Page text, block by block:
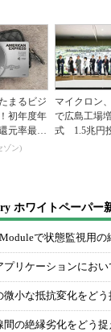
まるビジ
初年度年
元率最大
ゾン)
マイクロン
で広島工場
式 1.5兆円
ホワイトペーパー
で状態監視用
プリケーションにお
微小な抵抗変化をど
間の絶縁劣化をどう